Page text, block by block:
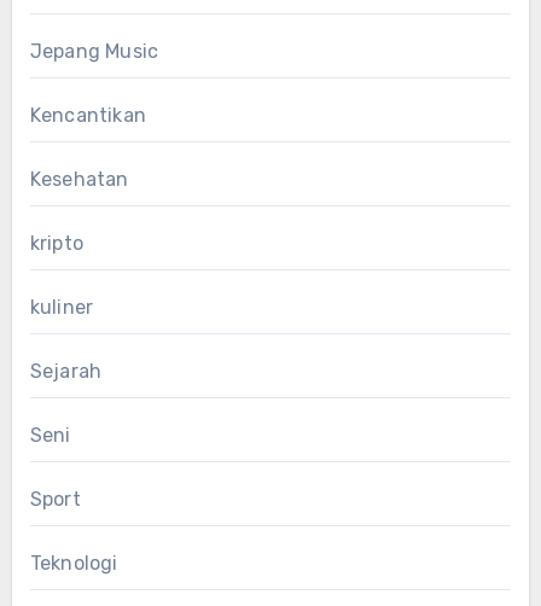
Jepang Music
Kencantikan
Kesehatan
kripto
kuliner
Sejarah
Seni
Sport
Teknologi